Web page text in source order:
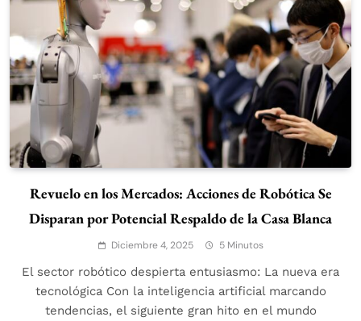
Revuelo en los Mercados: Acciones de Robótica Se
Disparan por Potencial Respaldo de la Casa Blanca
Diciembre 4, 2025 5 Minutos
El sector robótico despierta entusiasmo: La nueva era
tecnológica Con la inteligencia artificial marcando
tendencias, el siguiente gran hito en el mundo